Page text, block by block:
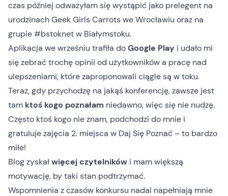
czas później odważyłam się wystąpić jako prelegent na
urodzinach Geek Girls Carrots we Wrocławiu oraz na
grupie #bstoknet w Białymstoku.
Aplikacja we wrześniu trafiła doGoogle Play i udało mi
się zebrać trochę opinii od użytkowników a pracę nad
ulepszeniami, które zaproponowali ciągle są w toku.
Teraz, gdy przychodzę na jakąś konferencję, zawsze jest
tam ktoś kogo poznałam niedawno, więc się nie nudzę.
Często ktoś kogo nie znam, podchodzi do mnie i
gratuluje zajęcia 2. miejsca w Daj Się Poznać – to bardzo
miłe!
Blog zyskałwięcej czytelników i mam większą
motywację, by taki stan podtrzymać.
Wspomnienia z czasów konkursu nadal napełniają mnie